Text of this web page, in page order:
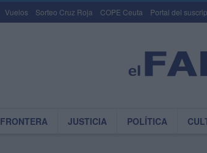
Vuelos Sorteo Cruz Roja COPE Ceuta Portal del
FRONTERA JUSTICIA POLÍTICA